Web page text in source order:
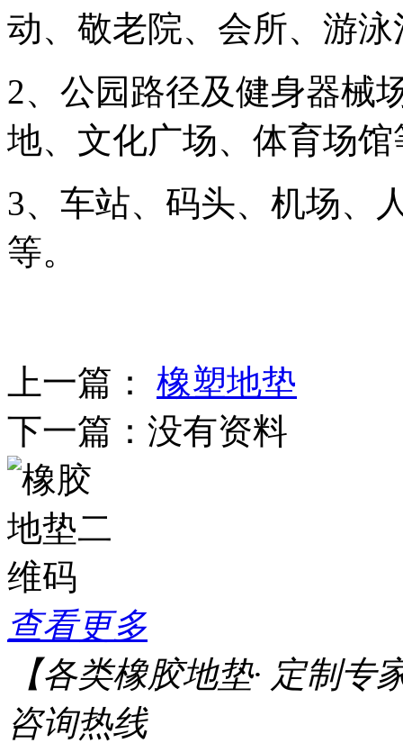
动、敬老院、会所、游
2、公园路径及健身器械
地、文化广场、体育场馆
3、车站、码头、机场、
等。
上一篇： 橡塑地垫
下一篇： 没有资料
查看更多
【各类橡胶地垫· 定制专
咨询热线